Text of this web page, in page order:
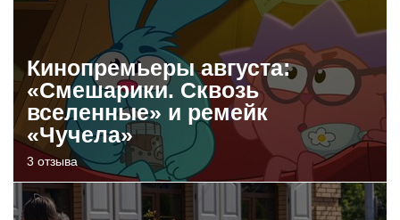
Кинопремьеры августа:
«Смешарики. Сквозь
вселенные» и ремейк
«Чучела»
3 отзыва